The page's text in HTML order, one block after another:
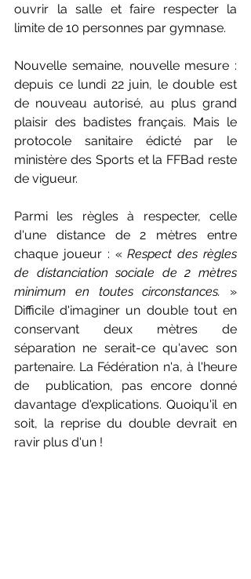
ouvrir la salle et faire respecter la
limite de 10 personnes par gymnase.
Nouvelle semaine, nouvelle mesure :
depuis ce lundi 22 juin, le double est
de nouveau autorisé, au plus grand
plaisir des badistes français. Mais le
protocole sanitaire édicté par le
ministère des Sports et la FFBad reste
de vigueur.
Parmi les règles à respecter, celle
d'une distance de 2 mètres entre
chaque joueur : « Respect des règles
de distanciation sociale de 2 mètres
minimum en toutes circonstances. »
Difficile d'imaginer un double tout en
conservant deux mètres de
séparation ne serait-ce qu'avec son
partenaire. La Fédération n'a, à l'heure
de  publication, pas encore donné
davantage d'explications. Quoiqu'il en
soit, la reprise du double devrait en
ravir plus d'un !